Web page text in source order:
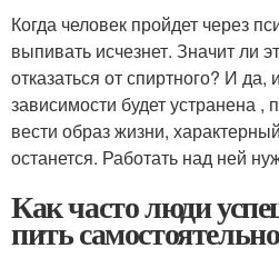
Когда человек пройдет через
выпивать исчезнет. Значит ли
отказаться от спиртного? И
зависимости будет устранена ,
вести образ жизни,
останется. Работать над ней
Как часто люди
пить самостоятельно